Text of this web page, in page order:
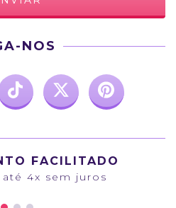
NOS
FACILITADO
4x sem juros